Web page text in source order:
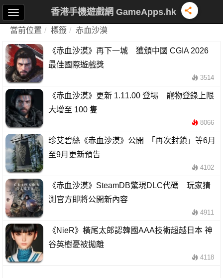
香港手機遊戲網 GameApps.hk
當前位置 標籤 赤血沙漠
《赤血沙漠》再下一城 獲頒中國 CGIA 2026
最佳國際遊戲獎
3514
《赤血沙漠》更新 1.11.00 登場 寵物登錄上限
大增至 100 隻
8066
珍艾碧絲《赤血沙漠》公開 「再次封鎖」等6月
至9月更新預告
4102
《赤血沙漠》SteamDB驚現DLC代碼 玩家猜
測官方即將公開新內容
4911
《NieR》橫尾太郎認韓國AAA技術超越日本 神
谷英樹憂被拋離
4118